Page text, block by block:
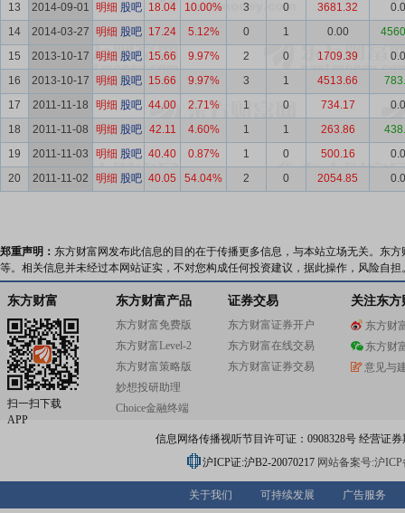
13
2014-09-01 明细 股吧 18.04 10.00% 3 0 3681.32
14
2014-03-27 明细 股吧 17.24 5.12% 0 1 0.00
15
2013-10-17 明细 股吧 15.66 9.97% 2 0 1709.39
16
2013-10-17 明细 股吧 15.66 9.97% 3 1 4513.66
17
2011-11-18 明细 股吧 44.00 2.71% 1 0 734.17
18
2011-11-08 明细 股吧 42.11 4.60% 1 1 263.86
19
2011-11-03 明细 股吧 40.40 0.87% 1 0 500.16
20
2011-11-02 明细 股吧 40.05 54.04% 2 0 2054.85
郑重声明： 东方财富网发布此信息的目的在于传播更多信息，与本站立场无关。东
等。相关信息并未经过本网站证实，不对您构成任何投资建议，据此操作，风险自担